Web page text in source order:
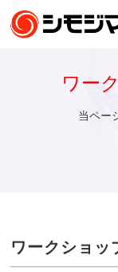
ワー
当ペー
ワークショッ